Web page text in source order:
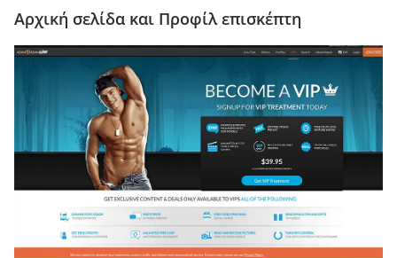
Αρχική σελίδα και Προφίλ επισκέπτη